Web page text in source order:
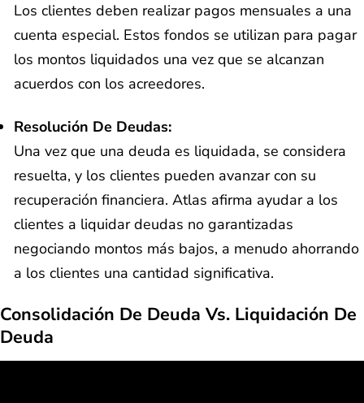
Los clientes deben realizar pagos mensuales a una
cuenta especial. Estos fondos se utilizan para pagar
los montos liquidados una vez que se alcanzan
acuerdos con los acreedores.
Resolución De Deudas:
Una vez que una deuda es liquidada, se considera
resuelta, y los clientes pueden avanzar con su
recuperación financiera. Atlas afirma ayudar a los
clientes a liquidar deudas no garantizadas
negociando montos más bajos, a menudo ahorrando
a los clientes una cantidad significativa.
Consolidación De Deuda Vs. Liquidación De
Deuda